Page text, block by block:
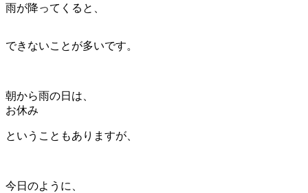
雨が降ってくると、
できないことが多いです。
朝から雨の日は、
お休み
ということもありますが、
今日のように、